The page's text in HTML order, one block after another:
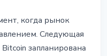
когда рынок
Следующая
запланирована